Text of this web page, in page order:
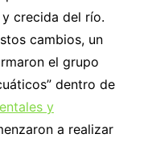
crecida del río.
cambios, un
el grupo
dentro de
y
a realizar